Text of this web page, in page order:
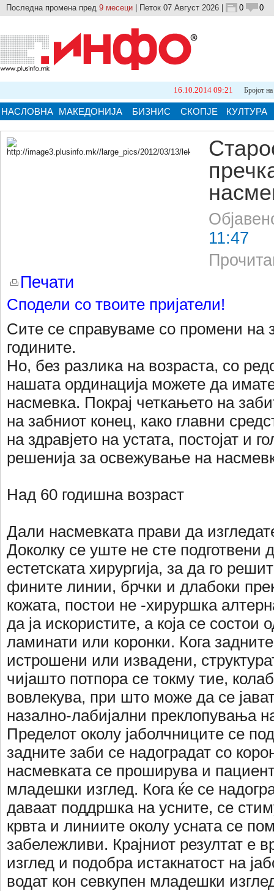
Последна промена пред 9 месеци | Петок 07 Август 2026 | 0 0
16.10.2014 09:21 Бројот на природни
НАСЛОВНА МАКЕДОНИЈА БИЗНИС СКОПЈЕ КУЛТУРА
11:47
Печати
Сподели со твоите пријатели!
Сите се справуваме со промени на
годините.
Но, без разлика на возраста, со
нашата ординација можете да
насмевка. Покрај четкањето на
на забниот конец, како главни
на здравјето на устата, постојат и
решенија за освежување на
Над 60 годишна возраст
Дали насмевката прави да
Доколку се уште не сте подготвени
естетската хирургија, за да го
фините линии, брчки и длабоки
кожата, постои не -хируршка
да ја искористите, а која се состои
ламинати или коронки. Кога
истрошени или извадени,
чијашто потпора се токму тие,
вовлекува, при што може да се
назално-лабијални преклопувања
Пределот околу јаболчниците се
задните заби се надоградат со
насмевката се проширува и
младешки изглед. Кога ќе се
даваат поддршка на усните, се
крвта и линиите околу усната се
забележливи. Крајниот резултат е
изглед и подобра истакнатост на
водат кон севкупен младешки